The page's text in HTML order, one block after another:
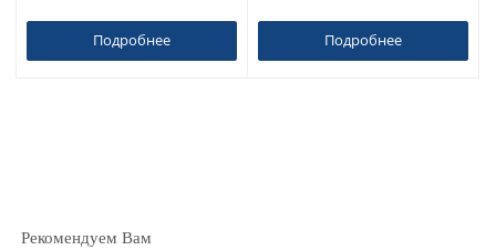
Подробнее Подробнее
Рекомендуем Вам